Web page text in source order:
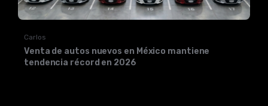
Carlos
Venta de autos nuevos en México mantiene
tendencia récord en 2026